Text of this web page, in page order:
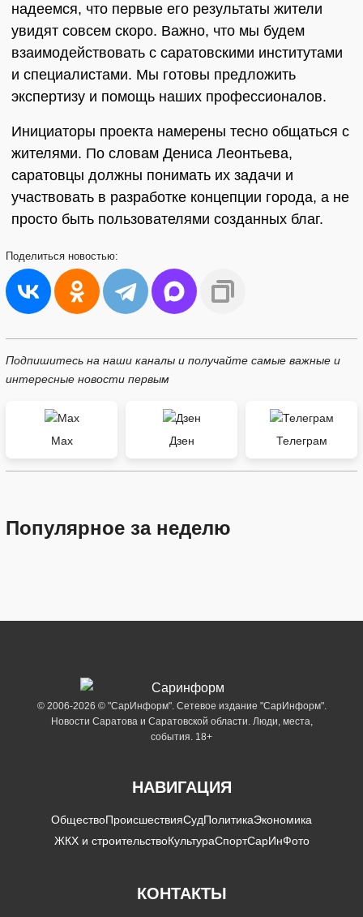
надеемся, что первые его результаты жители
увидят совсем скоро. Важно, что мы будем
взаимодействовать с саратовскими институтами
и специалистами. Мы готовы предложить
экспертизу и помощь наших профессионалов.
Инициаторы проекта намерены тесно общаться с
жителями. По словам Дениса Леонтьева,
саратовцы должны понимать их задачи и
участвовать в разработке концепции города, а не
просто быть пользователями созданных благ.
Поделиться новостью:
Подпишитесь на наши каналы и получайте самые важные и
интересные новости первым
Max Дзен Телеграм
Популярное за неделю
© 2006-2026 © "СарИнформ". Сетевое издание "СарИнформ".
Новости Саратова и Саратовской области. Люди, места,
события. 18+
НАВИГАЦИЯ
ОбществоПроисшествияСудПолитикаЭкономика
ЖКХ и строительствоКультураСпортСарИнФото
КОНТАКТЫ